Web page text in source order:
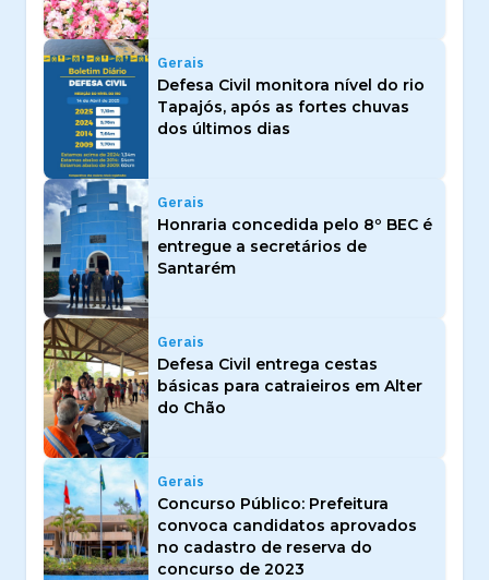
Gerais
Defesa Civil monitora nível do rio
Tapajós, após as fortes chuvas
dos últimos dias
Gerais
Honraria concedida pelo 8º BEC é
entregue a secretários de
Santarém
Gerais
Defesa Civil entrega cestas
básicas para catraieiros em Alter
do Chão
Gerais
Concurso Público: Prefeitura
convoca candidatos aprovados
no cadastro de reserva do
concurso de 2023